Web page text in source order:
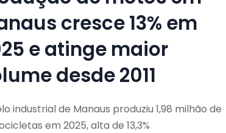
cresce 13% em
e atinge maior
desde 2011
industrial de Manaus produziu 1,98 milhão de
em 2025, alta de 13,3%